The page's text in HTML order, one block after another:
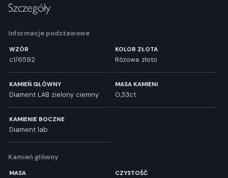
Szczegóły
Informacje podstawowe
WZÓR
c1/6592
KOLOR ZŁOTA
Różowe złoto
KAMIEŃ GŁÓWNY
Diament LAB zielony ciemny
MASA KAMIENI
0,33ct
KAMIENIE BOCZNE
Diament lab
Kamień główny
MASA CZYSTOŚĆ